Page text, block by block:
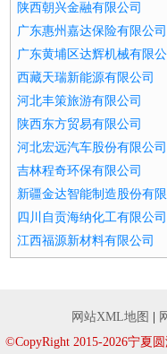
陕西朝兴金融有限公司
广东惠州嘉达保险有限公司
广东黄埔区达辉机械有限公
西藏天瑞新能源有限公司
河北丰策旅游有限公司
陕西东方贸易有限公司
河北宏远汽车股份有限公司
吉林程奇环保有限公司
新疆金达智能制造股份有限
四川自贡海纳化工有限公司
江西福源新材料有限公司
网站XML地图
©CopyRight 2015-2026宁夏